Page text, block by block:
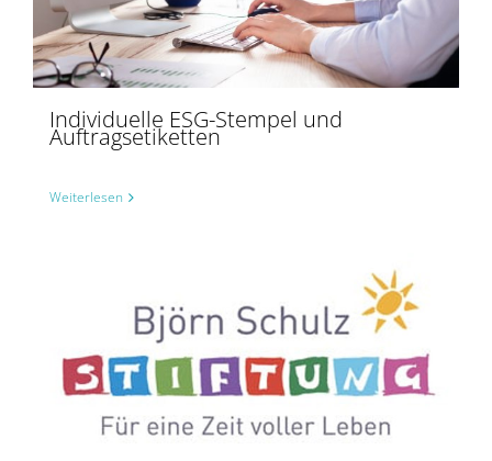
Individuelle ESG-Stempel und
Auftragsetiketten
Weiterlesen